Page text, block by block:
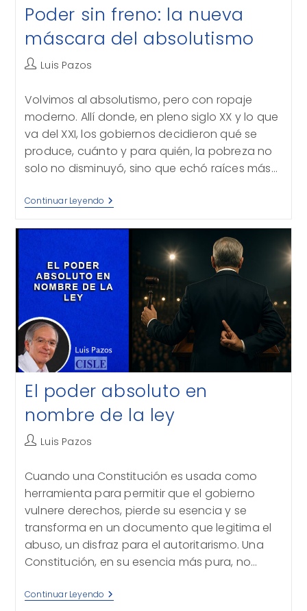
Poder sin freno: la nueva
máscara del absolutismo
Autor
la
entrada:
Luis Pazos
Volvimos al absolutismo, pero con ropaje
moderno. Allí donde, en pleno siglo XX y lo que
va del XXI, los gobiernos decidieron qué se
produce, cuánto y para quién, la pobreza no
solo no disminuyó, sino que echó raíces más…
Continuar Leyendo Poder
Sin
La
Máscara
Absolutismo
El poder absoluto en
nombre de la ley
Autor
entrada:
Luis Pazos
Cuando una Constitución es usada como
herramienta para permitir que el gobierno
vulnere derechos, pierde su esencia y se
transforma en un documento que legitima el
abuso, un disfraz para el autoritarismo. Una
Constitución, en su esencia más pura, no…
Continuar Leyendo El
Poder